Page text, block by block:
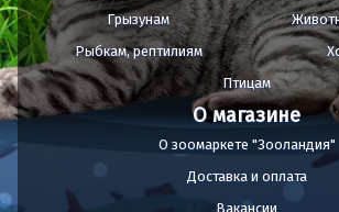
Грызунам
Рыбкам, рептилиям
Птицам
О магазине
О зоомаркете "Зооландия"
Доставка и оплата
Вакансии